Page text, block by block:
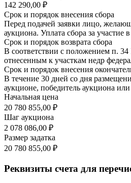
142 290,00 ₽
Срок и порядок внесения сбора
Перед подачей заявки лицо,
аукциона. Уплата сбора за участие
Срок и порядок возврата сбора
В соответствии с положением п. 34
отнесенным к участкам недр
Срок и порядок внесения
В течение 30 дней со дня
аукционе, победитель аукциона
Начальная цена
20 780 855,00 ₽
Шаг аукциона
2 078 086,00 ₽
Размер задатка
20 780 855,00 ₽
Реквизиты счета для